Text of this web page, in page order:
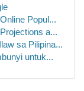
Popul...
a...
sa Pilipina...
untuk...